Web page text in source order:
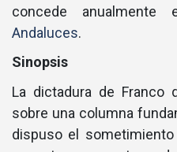
concede anualmente
Andaluces.
Sinopsis
La dictadura de Franco
sobre una columna
dispuso el